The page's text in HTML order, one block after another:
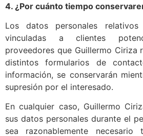
4. ¿Por cuánto tiempo
Los datos personales
vinculadas a clientes
proveedores que Guillermo Ciriza
distintos formularios de
información, se conservarán
supresión por el interesado.
En cualquier caso, Guillermo
sus datos personales durante el
sea razonablemente necesario